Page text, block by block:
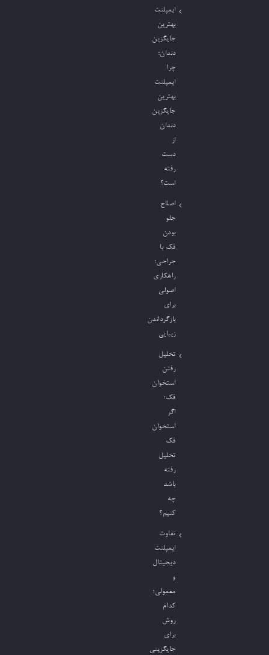
ایمپلنت
بهترین
جایگزین
دندان؛
چرا
ایمپلنت
بهترین
جایگزین
دندان
از
دست
رفته
است؟
اصلاح
جلو
بودن
فک با
جراحی؛
راهکاری
اصولی
برای
بازگرداندن
زیبایی
تحلیل
رفتن
استخوان
فک؛
اگر
استخوان
فک
تحلیل
رفته
باشد
چه
کنیم؟
تفاوت
ایمپلنت
دیجیتال
و
معمولی؛
کدام
روش
برای
جایگزینی